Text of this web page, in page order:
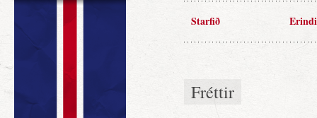
Starfið Erindi
Fréttir